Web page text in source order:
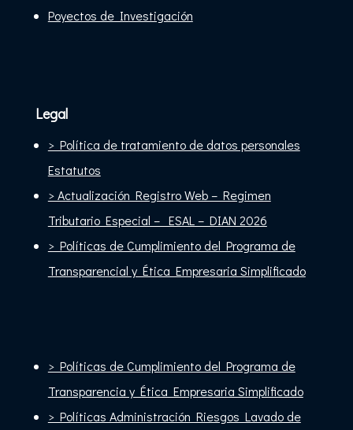
Poyectos de Investigación
Legal
> Política de tratamiento de datos personales
Estatutos
> Actualización Registro Web – Regimen
Tributario Especial – ESAL – DIAN 2026
> Políticas de Cumplimiento del Programa de
Transparencial y Ética Empresaria Simplificado
> Políticas de Cumplimiento del Programa de
Transparencia y Ética Empresaria Simplificado
> Políticas Administración Riesgos Lavado de